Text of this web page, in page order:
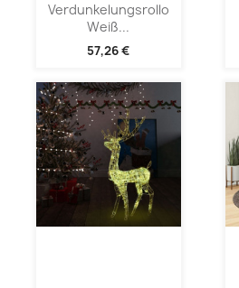
Verdunkelungsrollo
Weiß...
57,26 €